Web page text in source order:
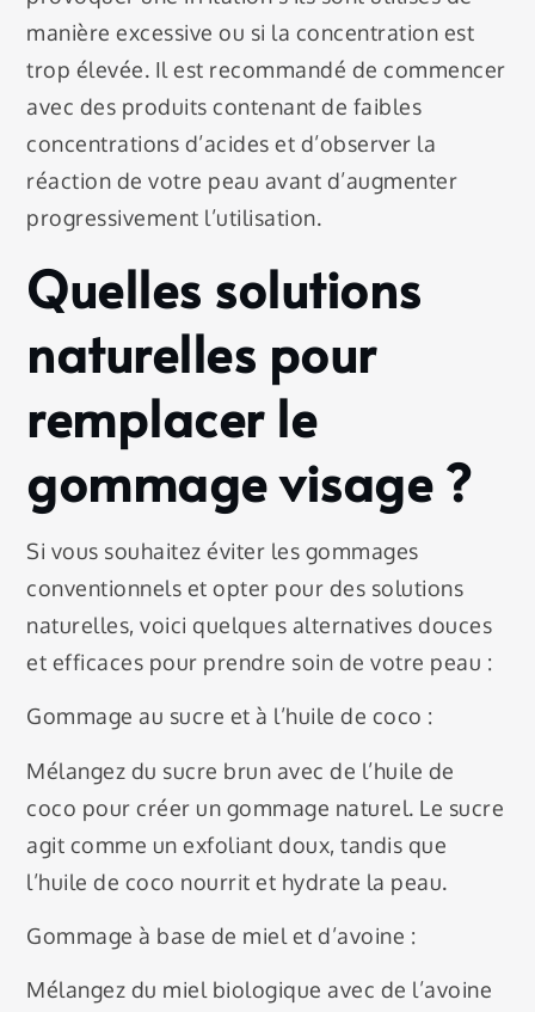
manière excessive ou si la concentration est
trop élevée. Il est recommandé de commencer
avec des produits contenant de faibles
concentrations d’acides et d’observer la
réaction de votre peau avant d’augmenter
progressivement l’utilisation.
Quelles solutions
naturelles pour
remplacer le
gommage visage ?
Si vous souhaitez éviter les gommages
conventionnels et opter pour des solutions
naturelles, voici quelques alternatives douces
et efficaces pour prendre soin de votre peau :
Gommage au sucre et à l’huile de coco :
Mélangez du sucre brun avec de l’huile de
coco pour créer un gommage naturel. Le sucre
agit comme un exfoliant doux, tandis que
l’huile de coco nourrit et hydrate la peau.
Gommage à base de miel et d’avoine :
Mélangez du miel biologique avec de l’avoine